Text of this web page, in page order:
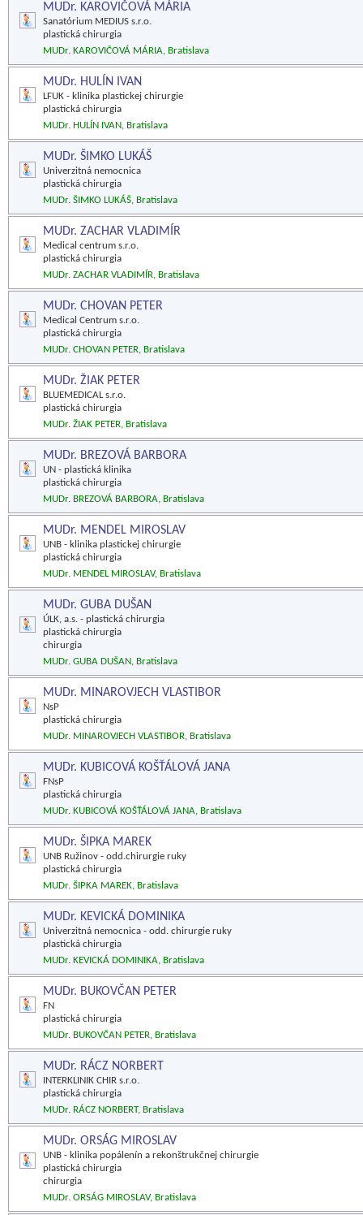
MUDr. KAROVIČOVÁ MÁRIA
Sanatórium MEDIUS s.r.o.
plastická chirurgia
MUDr. KAROVIČOVÁ MÁRIA, Bratislava
MUDr. HULÍN IVAN
LFUK - klinika plastickej chirurgie
plastická chirurgia
MUDr. HULÍN IVAN, Bratislava
MUDr. ŠIMKO LUKÁŠ
Univerzitná nemocnica
plastická chirurgia
MUDr. ŠIMKO LUKÁŠ, Bratislava
MUDr. ZACHAR VLADIMÍR
Medical centrum s.r.o.
plastická chirurgia
MUDr. ZACHAR VLADIMÍR, Bratislava
MUDr. CHOVAN PETER
Medical Centrum s.r.o.
plastická chirurgia
MUDr. CHOVAN PETER, Bratislava
MUDr. ŽIAK PETER
BLUEMEDICAL s.r.o.
plastická chirurgia
MUDr. ŽIAK PETER, Bratislava
MUDr. BREZOVÁ BARBORA
UN - plastická klinika
plastická chirurgia
MUDr. BREZOVÁ BARBORA, Bratislava
MUDr. MENDEL MIROSLAV
UNB - klinika plastickej chirurgie
plastická chirurgia
MUDr. MENDEL MIROSLAV, Bratislava
MUDr. GUBA DUŠAN
ÚLK, a.s. - plastická chirurgia
plastická chirurgia
chirurgia
MUDr. GUBA DUŠAN, Bratislava
MUDr. MINAROVJECH VLASTIBOR
NsP
plastická chirurgia
MUDr. MINAROVJECH VLASTIBOR, Bratislava
MUDr. KUBICOVÁ KOŠŤÁLOVÁ JANA
FNsP
plastická chirurgia
MUDr. KUBICOVÁ KOŠŤÁLOVÁ JANA, Bratislava
MUDr. ŠIPKA MAREK
UNB Ružinov - odd.chirurgie ruky
plastická chirurgia
MUDr. ŠIPKA MAREK, Bratislava
MUDr. KEVICKÁ DOMINIKA
Univerzitná nemocnica - odd. chirurgie ruky
plastická chirurgia
MUDr. KEVICKÁ DOMINIKA, Bratislava
MUDr. BUKOVČAN PETER
FN
plastická chirurgia
MUDr. BUKOVČAN PETER, Bratislava
MUDr. RÁCZ NORBERT
INTERKLINIK CHIR s.r.o.
plastická chirurgia
MUDr. RÁCZ NORBERT, Bratislava
MUDr. ORSÁG MIROSLAV
UNB - klinika popálenín a rekonštrukčnej chirurgie
plastická chirurgia
chirurgia
MUDr. ORSÁG MIROSLAV, Bratislava